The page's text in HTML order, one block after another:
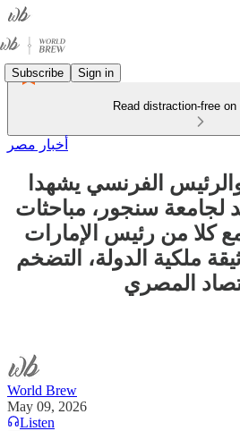
Subscribe Sign in
Read distraction-free
أخبار مصر
الفرنسي يشهدا
لجامعة سنجور، مباحثات
كلا من رئيس الإمارات
ملكية الدولة، التضخم
المصري
World Brew
May 09, 2026
Listen